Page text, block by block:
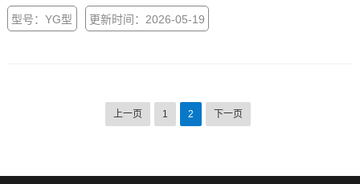
型号：YG型 更新时间：2026-05-19
上一页 1 2 下一页